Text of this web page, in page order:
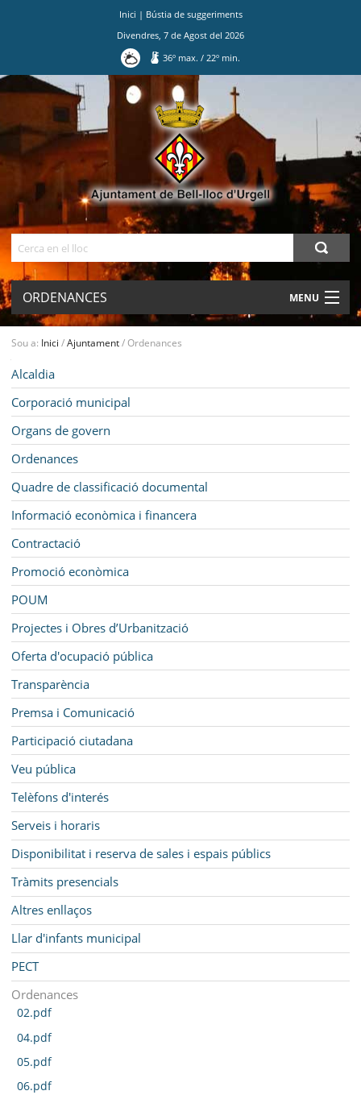
Inici | Bústia de suggeriments
Divendres 7 de Agost del 2026
36º max./ 22º min.
ORDENANCES MENU
MUNICIPI
SEU ELECTRÒNICA
BELL-LLOC SOLUCIONA
Sou a: Inici /Ajuntament/Ordenances
Alcaldia
Corporació municipal
Organs de govern
Ordenances
Quadre de classificació documental
Informació econòmica i financera
Contractació
Promoció econòmica
POUM
Projectes i Obres d’Urbanització
Oferta d'ocupació pública
Transparència
Premsa i Comunicació
Participació ciutadana
Veu pública
Telèfons d'interés
Serveis i horaris
Disponibilitat i reserva de sales i espais públics
Tràmits presencials
Altres enllaços
Llar d'infants municipal
PECT
Ordenances
02.pdf
04.pdf
05.pdf
06.pdf